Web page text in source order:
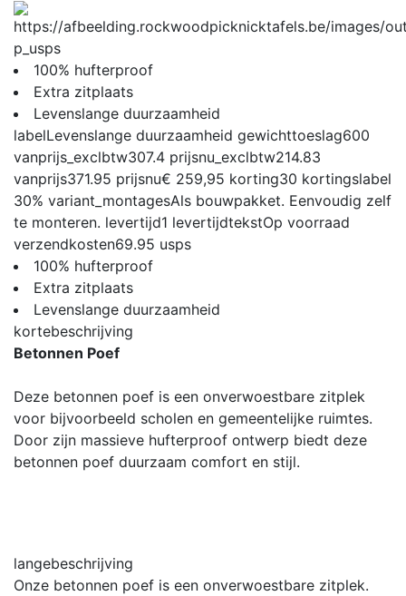
p_usps
100% hufterproof
Extra zitplaats
Levenslange duurzaamheid
labelLevenslange duurzaamheid gewichttoeslag600
vanprijs_exclbtw307.4 prijsnu_exclbtw214.83
vanprijs371.95 prijsnu€ 259,95 korting30 kortingslabel
30% variant_montagesAls bouwpakket. Eenvoudig zelf
te monteren. levertijd1 levertijdtekstOp voorraad
verzendkosten69.95 usps
100% hufterproof
Extra zitplaats
Levenslange duurzaamheid
kortebeschrijving
Betonnen Poef
Deze betonnen poef is een onverwoestbare zitplek
voor bijvoorbeeld scholen en gemeentelijke ruimtes.
Door zijn massieve hufterproof ontwerp biedt deze
betonnen poef duurzaam comfort en stijl.
langebeschrijving
Onze betonnen poef is een onverwoestbare zitplek.